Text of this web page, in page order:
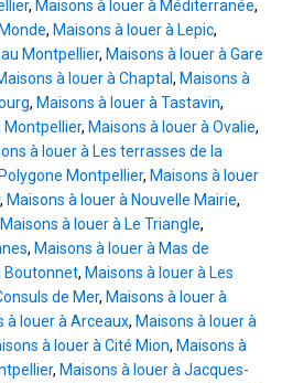
, Maisons à louer à Méditerranée,
, Maisons à louer à Lepic,
Montpellier, Maisons à louer à Gare
à louer à Chaptal, Maisons à
, Maisons à louer à Tastavin,
Montpellier, Maisons à louer à Ovalie,
à louer à Les terrasses de la
Montpellier, Maisons à louer
, Maisons à louer à Nouvelle Mairie,
Maisons à louer à Le Triangle,
, Maisons à louer à Mas de
Boutonnet, Maisons à louer à Les
de Mer, Maisons à louer à
à louer à Arceaux, Maisons à louer à
à louer à Cité Mion, Maisons à
, Maisons à louer à Jacques-